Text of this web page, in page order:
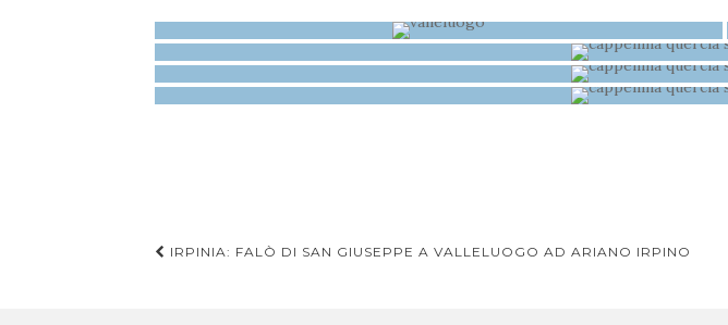
IRPINIA: FALÒ DI SAN GIUSEPPE A VALLELUOGO AD ARIANO IRPINO